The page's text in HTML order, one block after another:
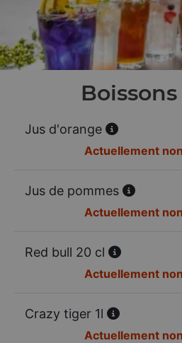
Jus d'orange
Actuellement
Jus de pommes
Actuellement
Red bull 20 cl
Actuellement
Crazy tiger 1l
Actuellement